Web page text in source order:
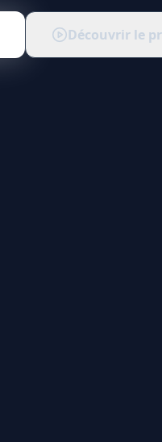
Découvrir le